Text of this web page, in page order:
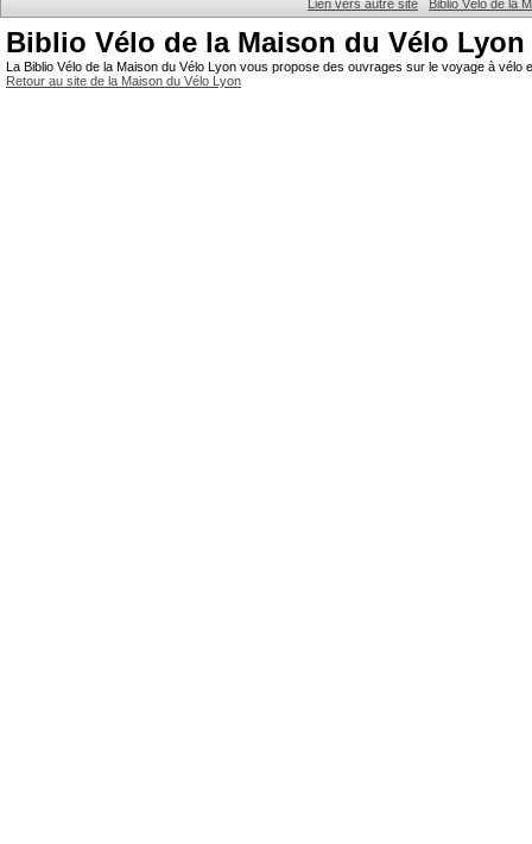
Lien vers autre site Biblio Vélo de la
Biblio Vélo de la Maison du Vélo Lyon
La Biblio Vélo de la Maison du Vélo Lyon vous propose des ouvrages sur le voyage à
Retour au site de la Maison du Vélo Lyon